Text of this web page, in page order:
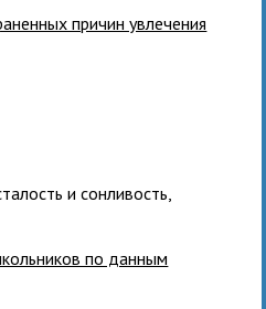
причин увлечения
и сонливость,
по данным